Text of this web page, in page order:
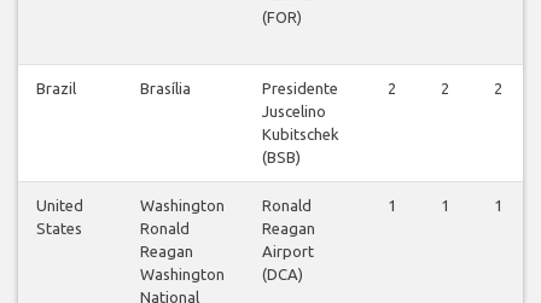
(FOR)
Brazil Brasília
Presidente
Juscelino
Kubitschek
(BSB)
2 2 2
United
States
Washington
Ronald
Reagan
Washington
National
Ronald
Reagan
Airport
(DCA)
1 1 1